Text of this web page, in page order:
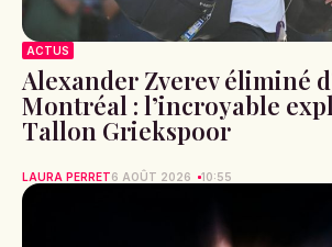
ACTUS
Alexander Zverev éliminé
Montréal : l’incroyable
Tallon Griekspoor
LAURA PERRET6 AOÛT 2026 10:55